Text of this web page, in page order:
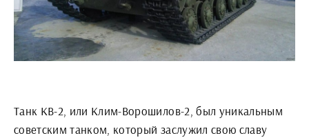
Танк КВ-2, или Клим-Ворошилов-2, был уникальным
советским танком, который заслужил свою славу